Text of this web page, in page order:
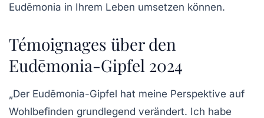
Eudēmonia in Ihrem Leben umsetzen können.
Témoignages über den
Eudēmonia-Gipfel 2024
„Der Eudēmonia-Gipfel hat meine Perspektive auf
Wohlbefinden grundlegend verändert. Ich habe